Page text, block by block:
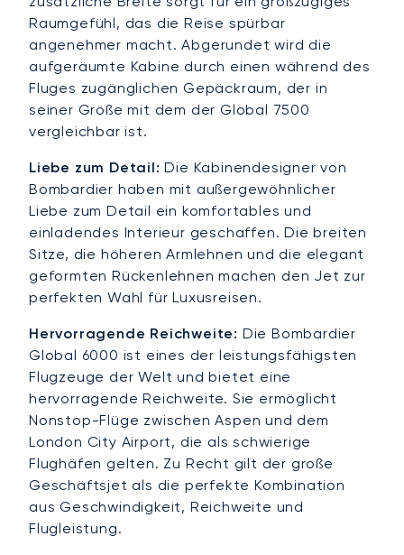
Raumgefühl, das die Reise spürbar
angenehmer macht. Abgerundet wird die
aufgeräumte Kabine durch einen während des
Fluges zugänglichen Gepäckraum, der in
seiner Größe mit dem der Global 7500
vergleichbar ist.
Liebe zum Detail: Die Kabinendesigner von
Bombardier haben mit außergewöhnlicher
Liebe zum Detail ein komfortables und
einladendes Interieur geschaffen. Die breiten
Sitze, die höheren Armlehnen und die elegant
geformten Rückenlehnen machen den Jet zur
perfekten Wahl für Luxusreisen.
Hervorragende Reichweite: Die Bombardier
Global 6000 ist eines der leistungsfähigsten
Flugzeuge der Welt und bietet eine
hervorragende Reichweite. Sie ermöglicht
Nonstop-Flüge zwischen Aspen und dem
London City Airport, die als schwierige
Flughäfen gelten. Zu Recht gilt der große
Geschäftsjet als die perfekte Kombination
aus Geschwindigkeit, Reichweite und
Flugleistung.